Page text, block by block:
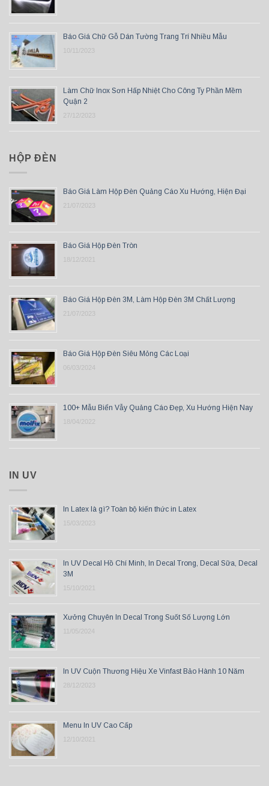
Báo Giá Chữ Gỗ Dán Tường Trang Trí Nhiều Mẫu
10/11/2023
Làm Chữ Inox Sơn Hấp Nhiệt Cho Công Ty Phần Mềm
Quận 2
27/12/2023
HỘP ĐÈN
Báo Giá Làm Hộp Đèn Quảng Cáo Xu Hướng, Hiện Đại
21/07/2023
Báo Giá Hộp Đèn Tròn
18/12/2021
Báo Giá Hộp Đèn 3M, Làm Hộp Đèn 3M Chất Lượng
21/07/2023
Báo Giá Hộp Đèn Siêu Mỏng Các Loại
06/03/2024
100+ Mẫu Biển Vẫy Quảng Cáo Đẹp, Xu Hướng Hiện Nay
18/04/2022
IN UV
In Latex là gì? Toàn bộ kiến thức in Latex
15/03/2023
In UV Decal Hồ Chí Minh, In Decal Trong, Decal Sữa, Decal
3M
15/10/2021
Xưởng Chuyên In Decal Trong Suốt Số Lượng Lớn
11/05/2024
In UV Cuộn Thương Hiệu Xe Vinfast Bảo Hành 10 Năm
28/12/2023
Menu In UV Cao Cấp
12/10/2021